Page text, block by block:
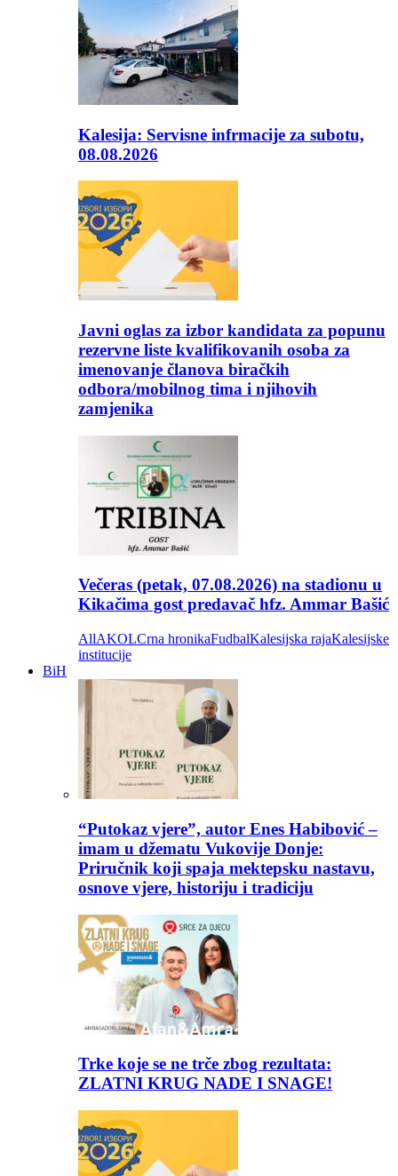
Kalesija: Servisne infrmacije za subotu,
08.08.2026
Javni oglas za izbor kandidata za popunu
rezervne liste kvalifikovanih osoba za
imenovanje članova biračkih
odbora/mobilnog tima i njihovih
zamjenika
Večeras (petak, 07.08.2026) na stadionu u
Kikačima gost predavač hfz. Ammar Bašić
AllAKOLCrna hronikaFudbalKalesijska rajaKalesijske
institucije
BiH
“Putokaz vjere”, autor Enes Habibović –
imam u džematu Vukovije Donje:
Priručnik koji spaja mektepsku nastavu,
osnove vjere, historiju i tradiciju
Trke koje se ne trče zbog rezultata:
ZLATNI KRUG NADE I SNAGE!